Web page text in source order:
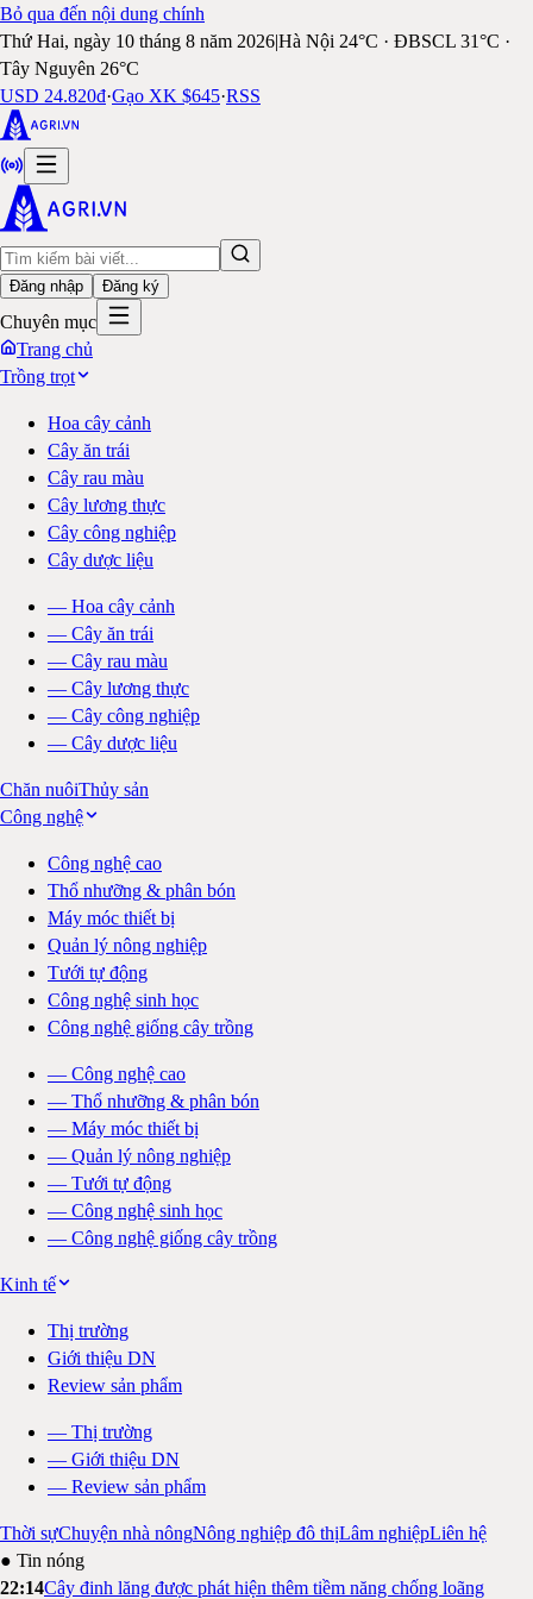
Bỏ qua đến nội dung chính
Thứ Hai, ngày 10 tháng 8 năm 2026|Hà Nội 24°C · ĐBSCL 31°C ·
Tây Nguyên 26°C
USD 24.820đ·Gạo XK $645·RSS
Đăng nhập Đăng ký
Chuyên mục
Trang chủ
Trồng trọt
Hoa cây cảnh
Cây ăn trái
Cây rau màu
Cây lương thực
Cây công nghiệp
Cây dược liệu
— Hoa cây cảnh
— Cây ăn trái
— Cây rau màu
— Cây lương thực
— Cây công nghiệp
— Cây dược liệu
Chăn nuôiThủy sản
Công nghệ
Công nghệ cao
Thổ nhưỡng & phân bón
Máy móc thiết bị
Quản lý nông nghiệp
Tưới tự động
Công nghệ sinh học
Công nghệ giống cây trồng
— Công nghệ cao
— Thổ nhưỡng & phân bón
— Máy móc thiết bị
— Quản lý nông nghiệp
— Tưới tự động
— Công nghệ sinh học
— Công nghệ giống cây trồng
Kinh tế
Thị trường
Giới thiệu DN
Review sản phẩm
— Thị trường
— Giới thiệu DN
— Review sản phẩm
Thời sựChuyện nhà nôngNông nghiệp đô thịLâm nghiệpLiên hệ
● Tin nóng
22:14Cây đinh lăng được phát hiện thêm tiềm năng chống loãng